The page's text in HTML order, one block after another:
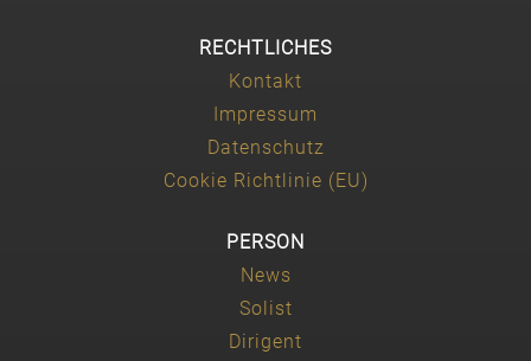
RECHTLICHES
Kontakt
Impressum
Datenschutz
Cookie Richtlinie (EU)
PERSON
News
Solist
Dirigent